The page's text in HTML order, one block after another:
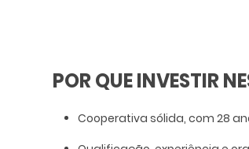
POR QUE INVESTIR
Cooperativa sólida, com 28